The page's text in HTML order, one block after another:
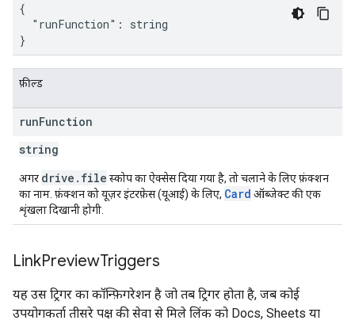
{
  "runFunction": string
}
फ़ील्ड
runFunction
string
अगर drive . file स्कोप का ऐक्सेस दिया गया है, तो चलाने के लिए फ़ंक्शन
का नाम. फ़ंक्शन को यूज़र इंटरफ़ेस (यूआई) के लिए, Card ऑब्जेक्ट की एक
शृंखला दिखानी होगी.
LinkPreviewTriggers
यह उस ट्रिगर का कॉन्फ़िगरेशन है जो तब ट्रिगर होता है, जब कोई
उपयोगकर्ता तीसरे पक्ष की सेवा से मिले लिंक को Docs, Sheets या